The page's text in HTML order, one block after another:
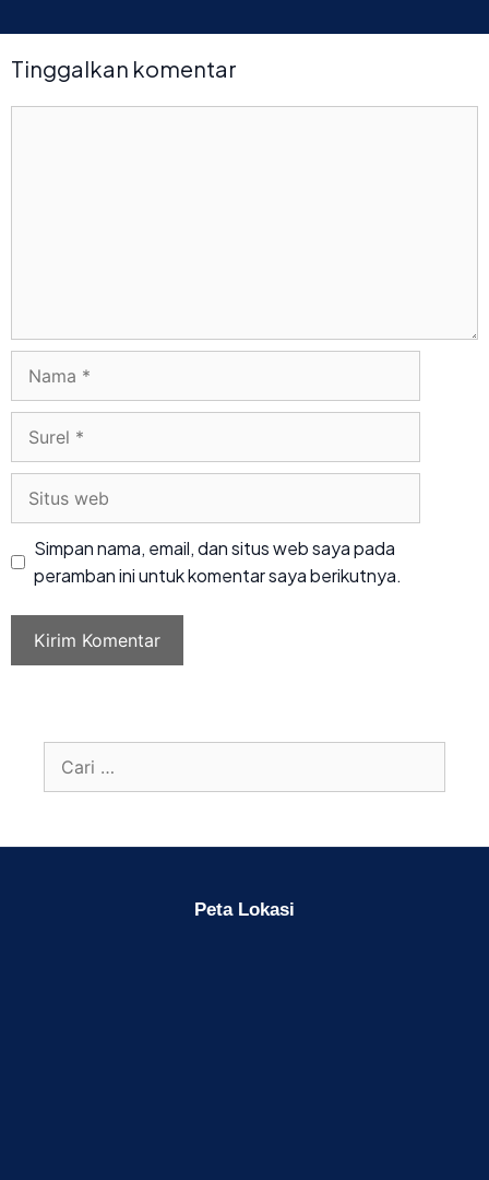
Tinggalkan komentar
Simpan nama, email, dan situs web saya pada
peramban ini untuk komentar saya berikutnya.
Peta Lokasi